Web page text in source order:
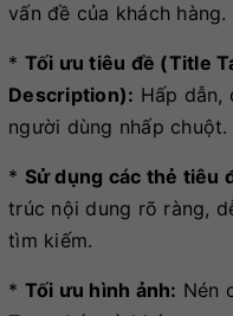
vấn đề của khách hàng.
* Tối ưu tiêu đề (Title
Description): Hấp dẫn,
người dùng nhấp chuột.
* Sử dụng các thẻ tiêu
trúc nội dung rõ ràng,
tìm kiếm.
* Tối ưu hình ảnh: Nén